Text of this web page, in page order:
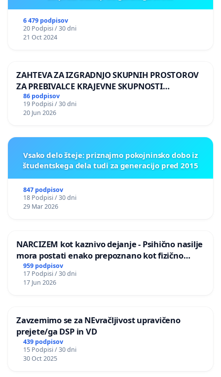
6 479 podpisov
20 Podpisi / 30 dni
21 Oct 2024
ZAHTEVA ZA IZGRADNJO SKUPNIH PROSTOROV
ZA PREBIVALCE KRAJEVNE SKUPNOSTI
PRESTRANEK
86 podpisov
19 Podpisi / 30 dni
20 Jun 2026
Vsako delo šteje: priznajmo pokojninsko dobo iz
študentskega dela tudi za generacijo pred 2015
847 podpisov
18 Podpisi / 30 dni
29 Mar 2026
NARCIZEM kot kaznivo dejanje - Psihično nasilje
mora postati enako prepoznano kot fizično
nasilje
959 podpisov
17 Podpisi / 30 dni
17 Jun 2026
Zavzemimo se za NEvračljivost upravičeno
prejete/ga DSP in VD
439 podpisov
15 Podpisi / 30 dni
30 Oct 2025